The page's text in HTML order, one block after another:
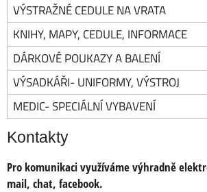
VÝSTRAŽNÉ CEDULE NA VRATA
KNIHY, MAPY, CEDULE, INFORMACE
DÁRKOVÉ POUKAZY A BALENÍ
VÝSADKÁŘI- UNIFORMY, VÝSTROJ
MEDIC- SPECIÁLNÍ VYBAVENÍ
Kontakty
Pro komunikaci využíváme výhradně
mail, chat, facebook.